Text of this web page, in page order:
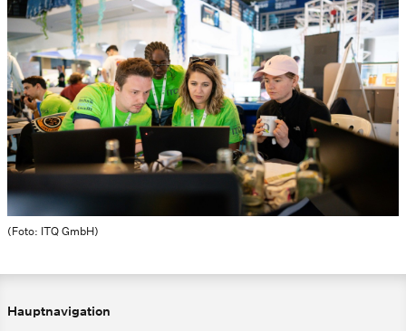
(Foto: ITQ GmbH)
Hauptnavigation